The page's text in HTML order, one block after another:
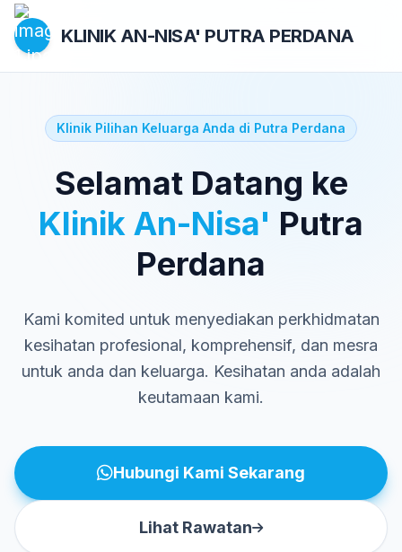
KLINIK AN-NISA' PUTRA PERDANA
Klinik Pilihan Keluarga Anda di Putra Perdana
Selamat Datang ke
Klinik An-Nisa' Putra
Perdana
Kami komited untuk menyediakan perkhidmatan
kesihatan profesional, komprehensif, dan mesra
untuk anda dan keluarga. Kesihatan anda adalah
keutamaan kami.
Hubungi Kami Sekarang
Lihat Rawatan